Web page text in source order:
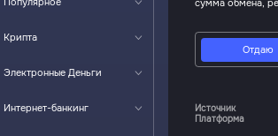
Крипта
Электронные Деньги
Интернет-банкинг
Отдаю
Источник
Платформа